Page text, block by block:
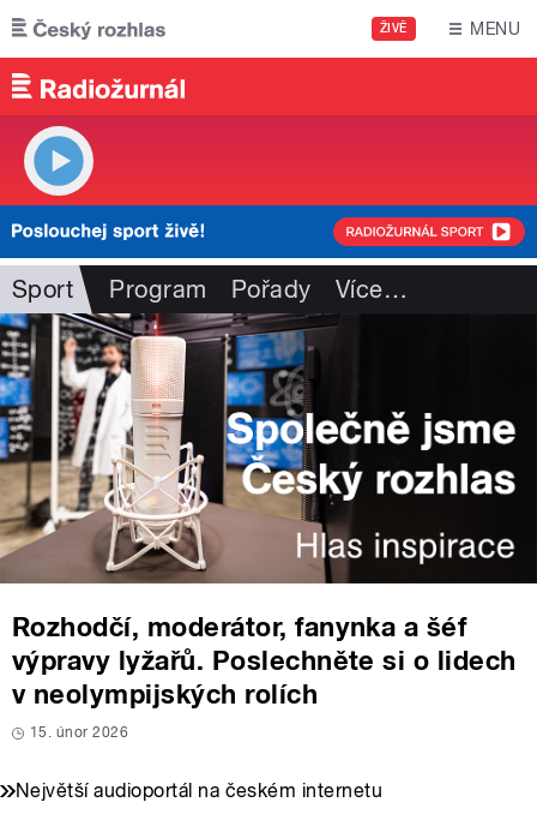
Přejít k hlavnímu obsahu
ŽIVĚ MENU
Sport Program Pořady Více…
Rozhodčí, moderátor, fanynka a šéf
výpravy lyžařů. Poslechněte si o lidech
v neolympijských rolích
15. únor 2026
Největší audioportál na českém internetu